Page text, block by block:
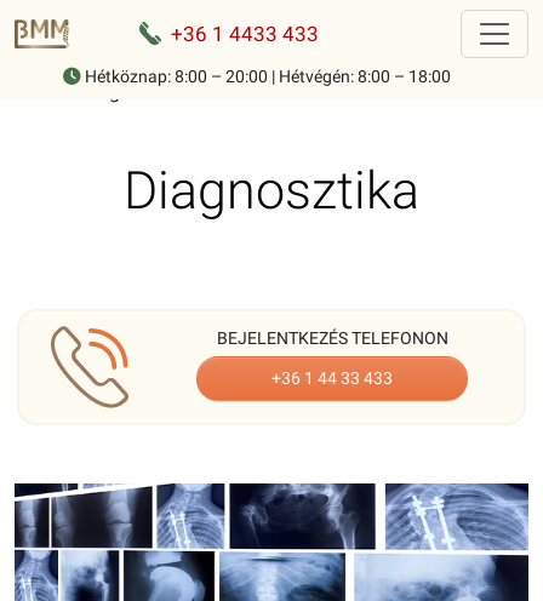
+36 1 4433 433
Hétköznap: 8:00 – 20:00 | Hétvégén: 8:00 – 18:00
- Diagnosztika
Diagnosztika
BEJELENTKEZÉS TELEFONON
+36 1 44 33 433